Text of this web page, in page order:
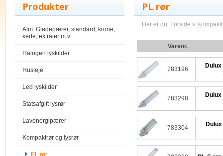
Produkter
Alm. Glødepærer, standard, krone,
kerte, extraiør m.v.
Halogen lyskilder
Husleje
Led lyskilder
Statsafgift lysrør
Lavenergipærer
Kompaktrør og lysrør
PL rør
PL rør
Her er du: Forside »
Varenr.
783196
Dulux
783298
Dulux
783304